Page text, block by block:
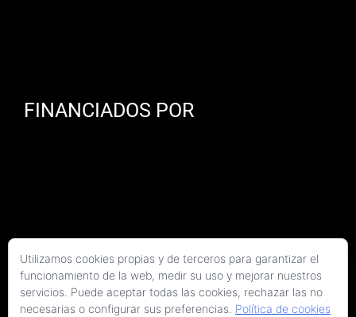
FINANCIADOS POR
Utilizamos cookies propias y de terceros para garantizar el
funcionamiento de la web, medir su uso y mejorar nuestros
servicios. Puede aceptar todas las cookies, rechazar las no
necesarias o configurar sus preferencias. Política de cookies